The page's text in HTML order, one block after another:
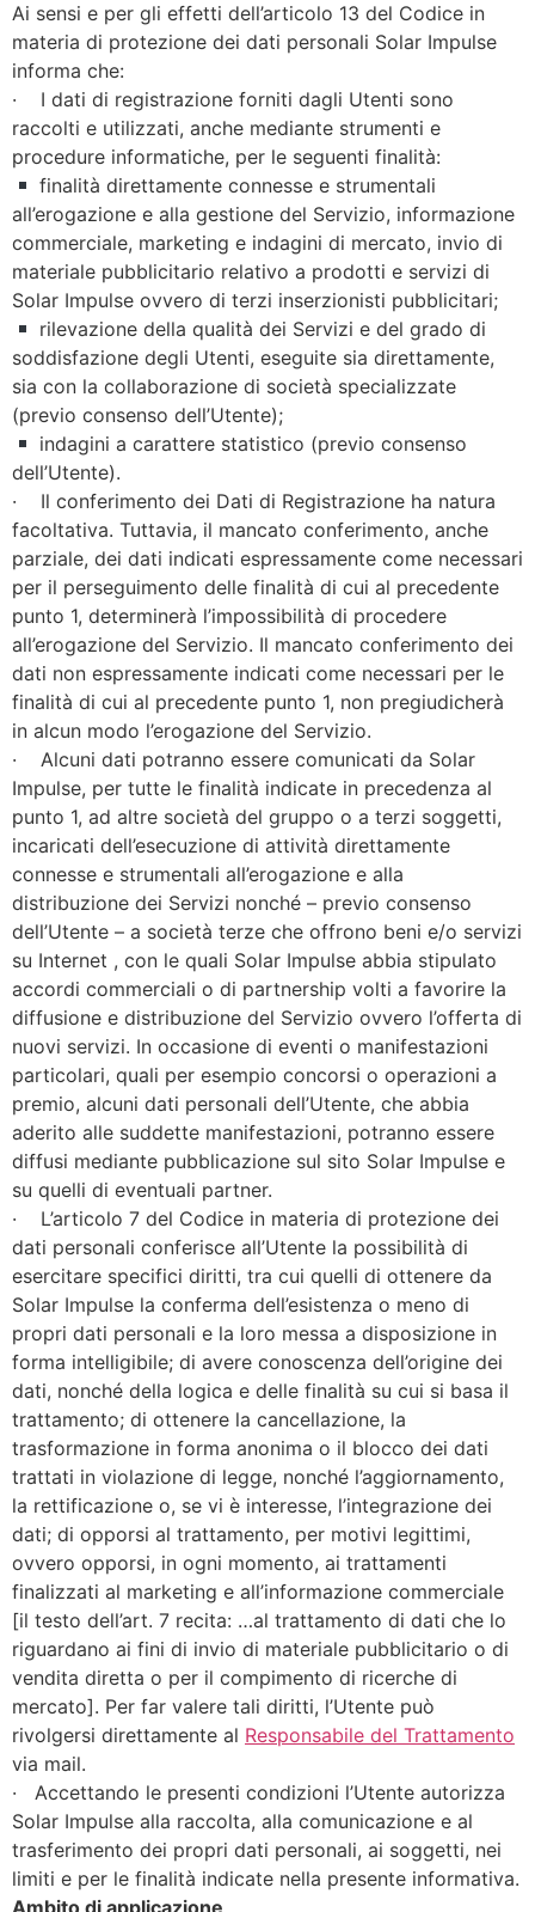
Ai sensi e per gli effetti dell’articolo 13 del Codice in
materia di protezione dei dati personali Solar Impulse
informa che:
· I dati di registrazione forniti dagli Utenti sono
raccolti e utilizzati, anche mediante strumenti e
procedure informatiche, per le seguenti finalità:
finalità direttamente connesse e strumentali
all’erogazione e alla gestione del Servizio, informazione
commerciale, marketing e indagini di mercato, invio di
materiale pubblicitario relativo a prodotti e servizi di
Solar Impulse ovvero di terzi inserzionisti pubblicitari;
rilevazione della qualità dei Servizi e del grado di
soddisfazione degli Utenti, eseguite sia direttamente,
sia con la collaborazione di società specializzate
(previo consenso dell’Utente);
indagini a carattere statistico (previo consenso
dell’Utente).
· Il conferimento dei Dati di Registrazione ha natura
facoltativa. Tuttavia, il mancato conferimento, anche
parziale, dei dati indicati espressamente come necessari
per il perseguimento delle finalità di cui al precedente
punto 1, determinerà l’impossibilità di procedere
all’erogazione del Servizio. Il mancato conferimento dei
dati non espressamente indicati come necessari per le
finalità di cui al precedente punto 1, non pregiudicherà
in alcun modo l’erogazione del Servizio.
· Alcuni dati potranno essere comunicati da Solar
Impulse, per tutte le finalità indicate in precedenza al
punto 1, ad altre società del gruppo o a terzi soggetti,
incaricati dell’esecuzione di attività direttamente
connesse e strumentali all’erogazione e alla
distribuzione dei Servizi nonché – previo consenso
dell’Utente – a società terze che offrono beni e/o servizi
su Internet , con le quali Solar Impulse abbia stipulato
accordi commerciali o di partnership volti a favorire la
diffusione e distribuzione del Servizio ovvero l’offerta di
nuovi servizi. In occasione di eventi o manifestazioni
particolari, quali per esempio concorsi o operazioni a
premio, alcuni dati personali dell’Utente, che abbia
aderito alle suddette manifestazioni, potranno essere
diffusi mediante pubblicazione sul sito Solar Impulse e
su quelli di eventuali partner.
· L’articolo 7 del Codice in materia di protezione dei
dati personali conferisce all’Utente la possibilità di
esercitare specifici diritti, tra cui quelli di ottenere da
Solar Impulse la conferma dell’esistenza o meno di
propri dati personali e la loro messa a disposizione in
forma intelligibile; di avere conoscenza dell’origine dei
dati, nonché della logica e delle finalità su cui si basa il
trattamento; di ottenere la cancellazione, la
trasformazione in forma anonima o il blocco dei dati
trattati in violazione di legge, nonché l’aggiornamento,
la rettificazione o, se vi è interesse, l’integrazione dei
dati; di opporsi al trattamento, per motivi legittimi,
ovvero opporsi, in ogni momento, ai trattamenti
finalizzati al marketing e all’informazione commerciale
[il testo dell’art. 7 recita: …al trattamento di dati che lo
riguardano ai fini di invio di materiale pubblicitario o di
vendita diretta o per il compimento di ricerche di
mercato]. Per far valere tali diritti, l’Utente può
rivolgersi direttamente al Responsabile del Trattamento
via mail.
· Accettando le presenti condizioni l’Utente autorizza
Solar Impulse alla raccolta, alla comunicazione e al
trasferimento dei propri dati personali, ai soggetti, nei
limiti e per le finalità indicate nella presente informativa.
Ambito di applicazione